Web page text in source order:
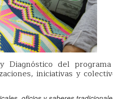
del programa
iniciativas y